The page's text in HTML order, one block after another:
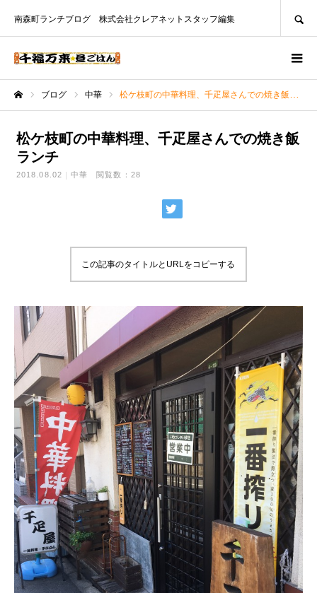
南森町ランチブログ 株式会社クレアネットスタッフ編集
ブログ 中華 松ケ枝町の中華料理、千疋屋さんでの焼き飯ランチ
松ケ枝町の中華料理、千疋屋さんでの焼き飯
ランチ
2018.08.02 中華 閲覧数：28
この記事のタイトルとURLをコピーする